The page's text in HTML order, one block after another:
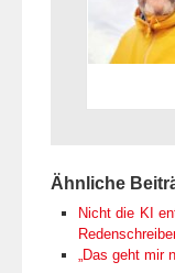
Ähnliche
Nicht die KI
„Das geht mir